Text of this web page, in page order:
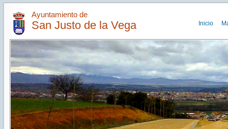
Ayuntamiento de
San Justo de la Vega Inicio